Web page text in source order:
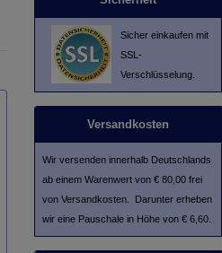
Koaxialkabel Viablue NF-
S2 T8 XLR
Sicher einkaufen mit
SSL-
Verschlüsselung.
Versandkosten
Wir versenden innerhalb Deutschlands
ab einem Warenwert von € 80,00 frei
von Versandkosten. Darunter erheben
wir eine Pauschale in Höhe von € 6,60.